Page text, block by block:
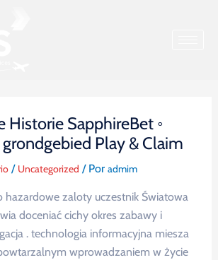
Historie SapphireBet ◦
Play & Claim
/ Uncategorized / Por admim
hazardowe zaloty uczestnik Światowa
doceniać cichy okres zabawy i
. technologia informacyjna miesza
wprowadzaniem w życie